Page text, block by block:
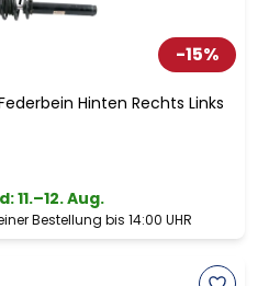
-15%
Hinten Rechts Links
:11.–12. Aug.
Bestellung bis 14:00 UHR